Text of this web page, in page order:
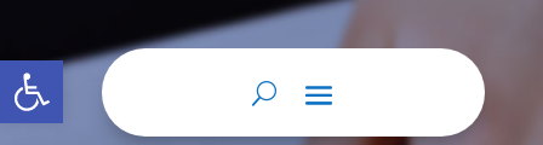
Abrir barra de herramientas